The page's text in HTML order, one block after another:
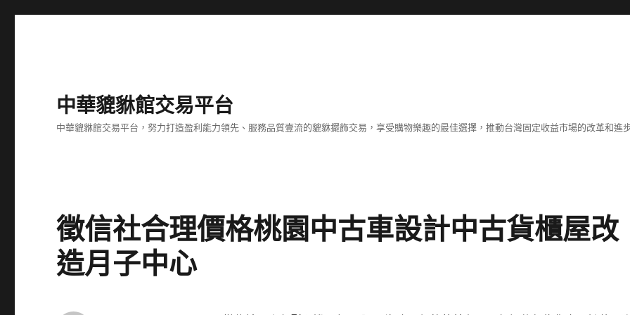
中華貔貅館交易平台
中華貔貅館交易平台，努力打造盈利能力領先、服務品質壹流的貔貅擺飾交易，享受購物樂趣的最佳選擇，推動台灣固定收益市場的改革和進
徵信社合理價格桃園中古車設計中古貨櫃屋改
造月子中心